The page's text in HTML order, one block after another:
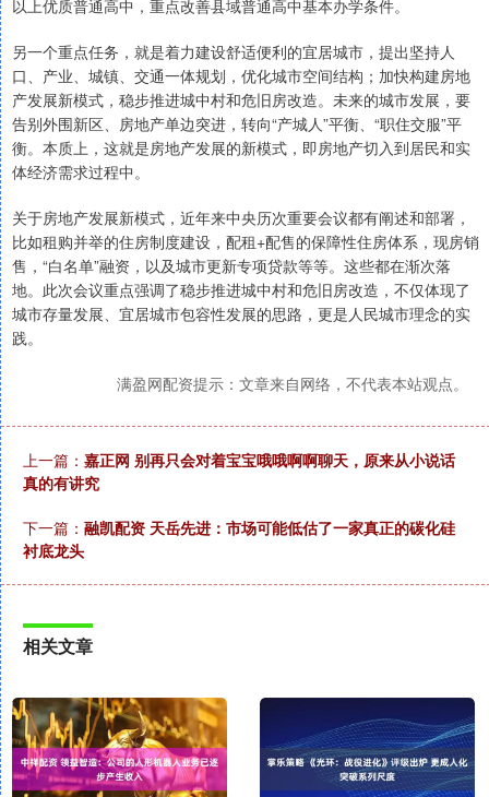
以上优质普通高中，重点改善县域普通高中基本办学条件。
另一个重点任务，就是着力建设舒适便利的宜居城市，提出坚持人
口、产业、城镇、交通一体规划，优化城市空间结构；加快构建房地
产发展新模式，稳步推进城中村和危旧房改造。未来的城市发展，要
告别外围新区、房地产单边突进，转向“产城人”平衡、“职住交服”平
衡。本质上，这就是房地产发展的新模式，即房地产切入到居民和实
体经济需求过程中。
关于房地产发展新模式，近年来中央历次重要会议都有阐述和部署，
比如租购并举的住房制度建设，配租+配售的保障性住房体系，现房销
售，“白名单”融资，以及城市更新专项贷款等等。这些都在渐次落
地。此次会议重点强调了稳步推进城中村和危旧房改造，不仅体现了
城市存量发展、宜居城市包容性发展的思路，更是人民城市理念的实
践。
满盈网配资提示：文章来自网络，不代表本站观点。
上一篇： 嘉正网 别再只会对着宝宝哦哦啊啊聊天，原来从小说话
真的有讲究
下一篇： 融凯配资 天岳先进：市场可能低估了一家真正的碳化硅
衬底龙头
相关文章